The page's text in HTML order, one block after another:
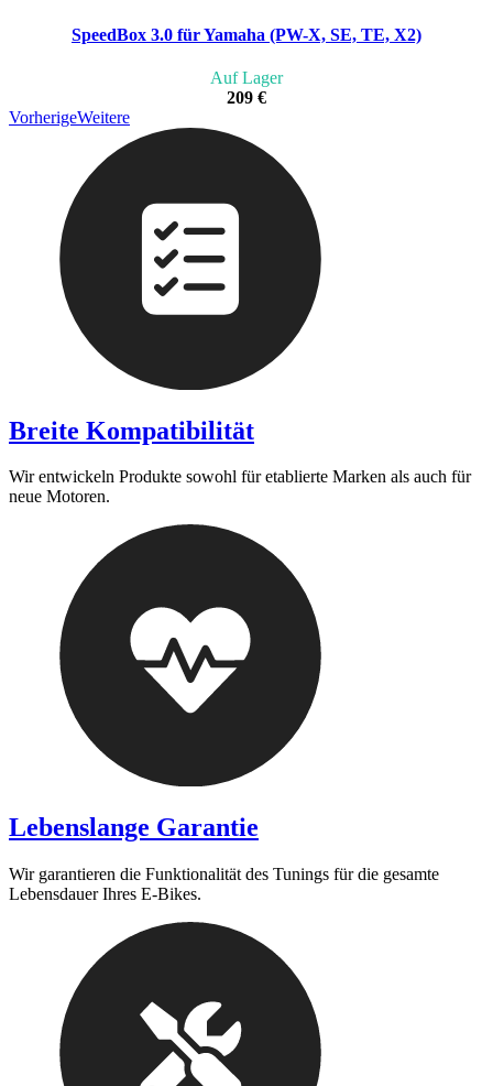
SpeedBox 3.0 für Yamaha (PW-X, SE, TE, X2)
Auf Lager
209 €
VorherigeWeitere
Breite Kompatibilität
Wir entwickeln Produkte sowohl für etablierte Marken als auch für
neue Motoren.
Lebenslange Garantie
Wir garantieren die Funktionalität des Tunings für die gesamte
Lebensdauer Ihres E-Bikes.